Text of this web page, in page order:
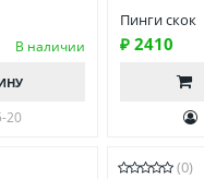
В наличии
20
Пинги скок
₽ 2410
(0)